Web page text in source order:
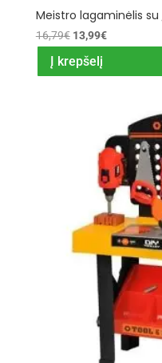
Meistro lagaminėlis su
16,79€ Original
price
was:
13,99€Current
Į krepšelį